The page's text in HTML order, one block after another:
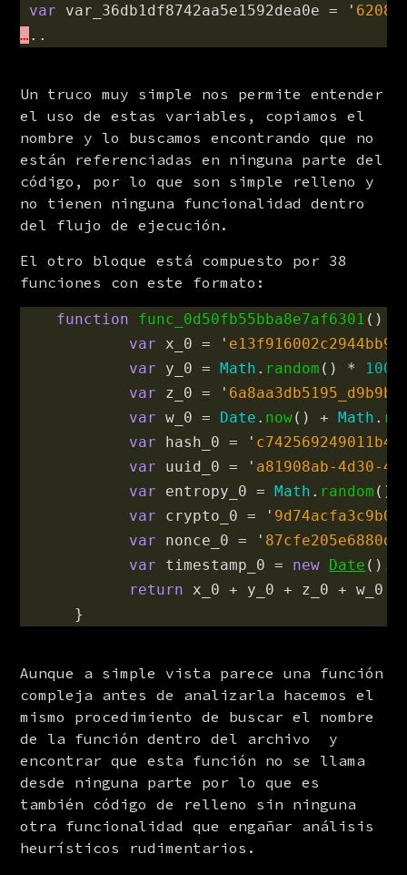
var var_36db1df8742aa5e1592dea0e = '
… ..
Un truco muy simple nos permite entender
el uso de estas variables, copiamos el
nombre y lo buscamos encontrando que no
están referenciadas en ninguna parte del
código, por lo que son simple relleno y
no tienen ninguna funcionalidad dentro
del flujo de ejecución.
El otro bloque está compuesto por 38
funciones con este formato:
function func_0d50fb55bba8e7af6301 ()
var
x_0 = '
var
y_0 = Math . random () *
var
z_0 = '
var
w_0 = Date . now() + Math .
var
hash_0 = '
var
uuid_0 = ' a81908ab-4d30-
var
entropy_0 = Math . random ()
var
crypto_0 = '
var
nonce_0 = '
var
timestamp_0 = new Date ().
return
x_0 + y_0 + z_0 + w_0
}
Aunque a simple vista parece una función
compleja antes de analizarla hacemos el
mismo procedimiento de buscar el nombre
de la función dentro del archivo  y
encontrar que esta función no se llama
desde ninguna parte por lo que es
también código de relleno sin ninguna
otra funcionalidad que engañar análisis
heurísticos rudimentarios.